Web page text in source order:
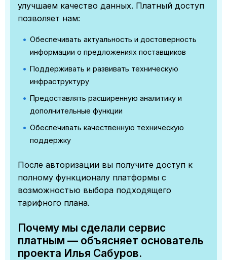
улучшаем качество данных. Платный доступ
позволяет нам:
Обеспечивать актуальность и достоверность
информации о предложениях поставщиков
Поддерживать и развивать техническую
инфраструктуру
Предоставлять расширенную аналитику и
дополнительные функции
Обеспечивать качественную техническую
поддержку
После авторизации вы получите доступ к
полному функционалу платформы с
возможностью выбора подходящего
тарифного плана.
Почему мы сделали сервис
платным — объясняет основатель
проекта Илья Сабуров.